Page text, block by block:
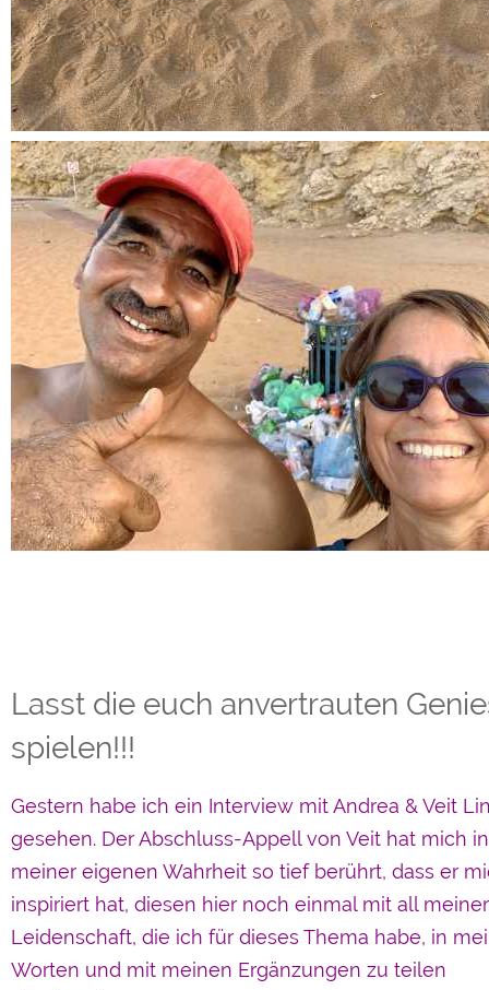
Lasst die euch anvertrauten
spielen!!!
Gestern habe ich ein Interview mit Andrea & Veit
gesehen. Der Abschluss-Appell von Veit hat mich in
meiner eigenen Wahrheit so tief berührt, dass er
inspiriert hat, diesen hier noch einmal mit all meiner
Leidenschaft, die ich für dieses Thema habe, in
Worten und mit meinen Ergänzungen zu teilen